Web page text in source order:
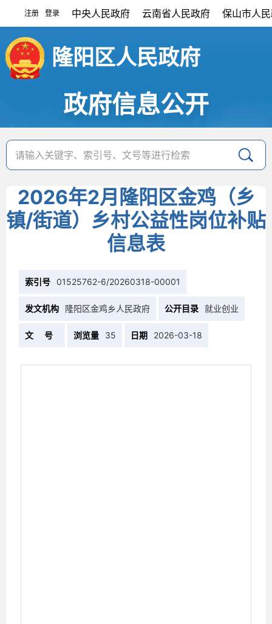
注册 登录 中央人民政府 云南省人民政府 保山市人
隆阳区人民政府
政府信息公开
2026年2月隆阳区金鸡（乡
镇/街道）乡村公益性岗位补贴
信息表
索引号 01525762-6/20260318-00001
发文机构 隆阳区金鸡乡人民政府 公开目录 就业创业
文 号 浏览量 35 日期 2026-03-18